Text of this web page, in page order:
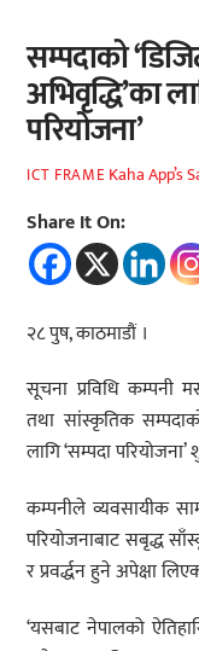
सम्पदाको
अभिवृद्धि’का
परियोजना’
ICT FRAME Kaha App’s
Share It On:
२८ पुष, काठमाडौं ।
सूचना प्रविधि कम्पनी
तथा सांस्कृतिक
लागि ‘सम्पदा
कम्पनीले व्यवसायीक
परियोजनाबाट सबृद्ध
र प्रवर्द्धन हुने अपेक्षा
‘यसबाट नेपालको